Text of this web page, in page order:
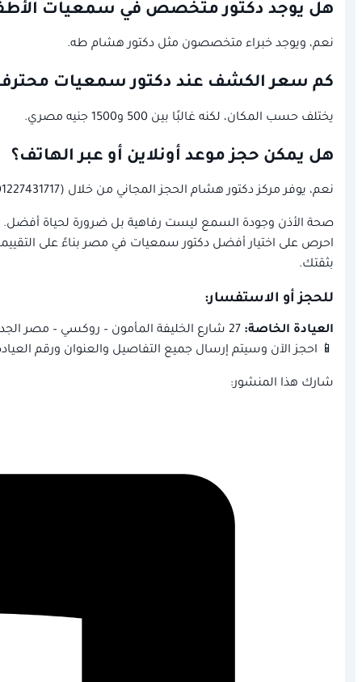
هل يوجد دكتور متخصص في سمعيات
نعم، ويوجد خبراء متخصصون مثل دكتور هشام طه.
كم سعر الكشف عند دكتور سمعيات
يختلف حسب المكان، لكنه غالبًا بين 500 و1500 جنيه مصري.
هل يمكن حجز موعد أونلاين أو عبر الهاتف؟
نعم، يوفر مركز دكتور هشام الحجز المجاني من خلال (01227431717) أو إرسال تفاصيل العنوان ورقم العيادة مباشرة.
صحة الأذن وجودة السمع ليست رفاهية بل ضرورة لحياة أفضل.
احرص على اختيار أفضل دكتور سمعيات في مصر بناءً على
بثقتك.
للحجز أو الاستفسار:
العيادة الخاصة:
📱 احجز الآن وسيتم إرسال جميع التفاصيل والعنوان ورقم
شارك هذا المنشور: